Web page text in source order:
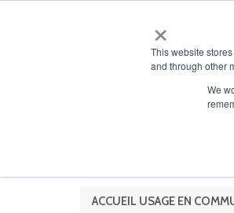
×
This website
and through other
We
ACCUEIL USAGE EN